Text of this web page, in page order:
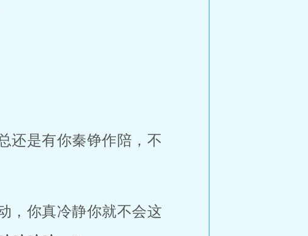
还是有你秦铮作陪，不
，你真冷静你就不会这